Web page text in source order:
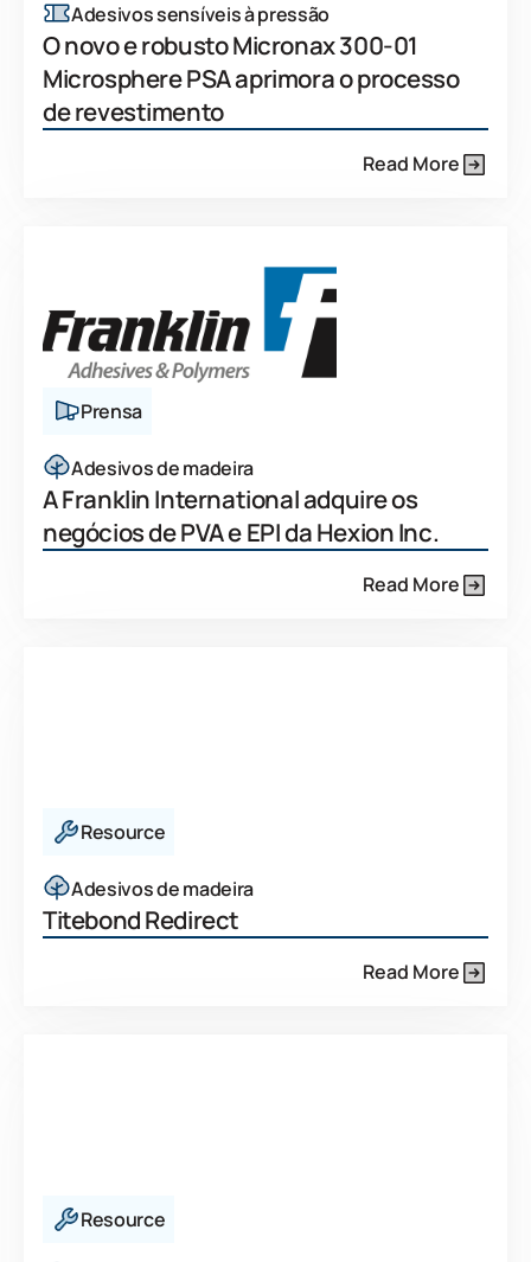
Adesivos sensíveis à pressão
O novo e robusto Micronax 300-01
Microsphere PSA aprimora o processo
de revestimento
Read More
Prensa
Adesivos de madeira
A Franklin International adquire os
negócios de PVA e EPI da Hexion Inc.
Read More
Resource
Adesivos de madeira
Titebond Redirect
Read More
Resource